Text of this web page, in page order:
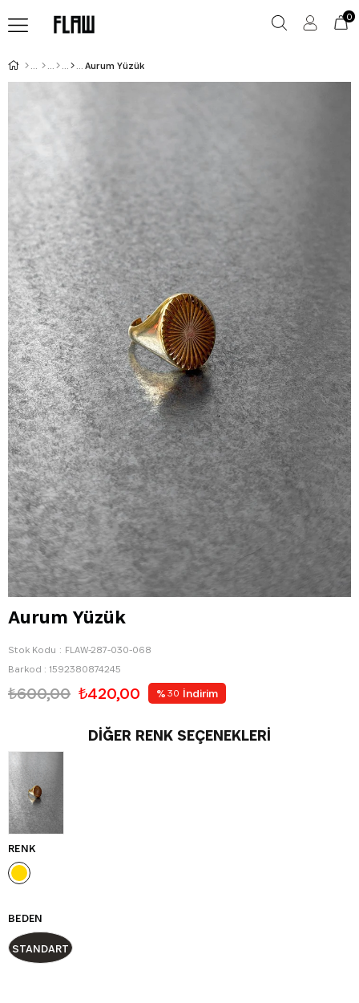
0
Aurum Yüzük
Aurum Yüzük
Stok Kodu
FLAW-287-030-068
Barkod : 1592380874245
₺600,00 ₺420,00 % 30 İndirim
DIĞER RENK SEÇENEKLERI
RENK
BEDEN
STANDART